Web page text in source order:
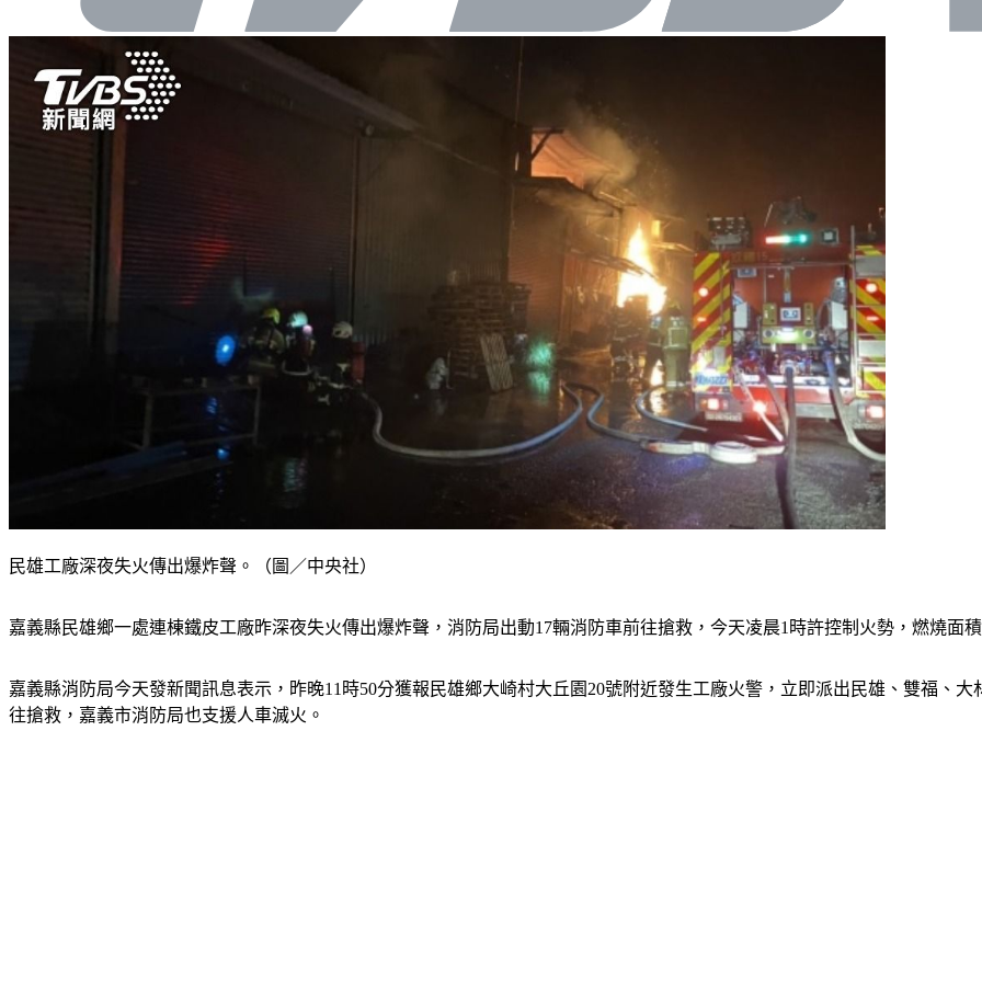
民雄工廠深夜失火傳出爆炸聲。（圖／中央社）
嘉義縣民雄鄉一處連棟鐵皮工廠昨深夜失火傳出爆炸聲，消防局出動17輛消防車前往搶救，今天凌晨1時許控制火勢，燃燒面
嘉義縣消防局今天發新聞訊息表示，昨晚11時50分獲報民雄鄉大崎村大丘園20號附近發生工廠火警，立即派出民雄、雙福、
往搶救，嘉義市消防局也支援人車滅火。